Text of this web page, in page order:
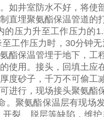
如井室防水不好，将使
直埋聚氨酯保温管道的
的压力升至工作压力的
工作压力时， 30分钟
酯保温管埋于地下，工
使用。接头，回填土应
度砂子，千万不可偷工
进行，现场接头聚氨酯
聚氨酯保温层有现场
裂、脱层等缺陷，维